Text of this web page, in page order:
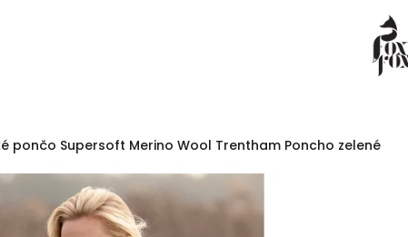
ENGLAND DU COEUR
pončo Supersoft Merino Wool Trentham Poncho zelené